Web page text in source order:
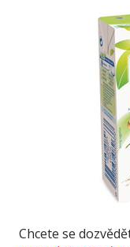
Chcete se